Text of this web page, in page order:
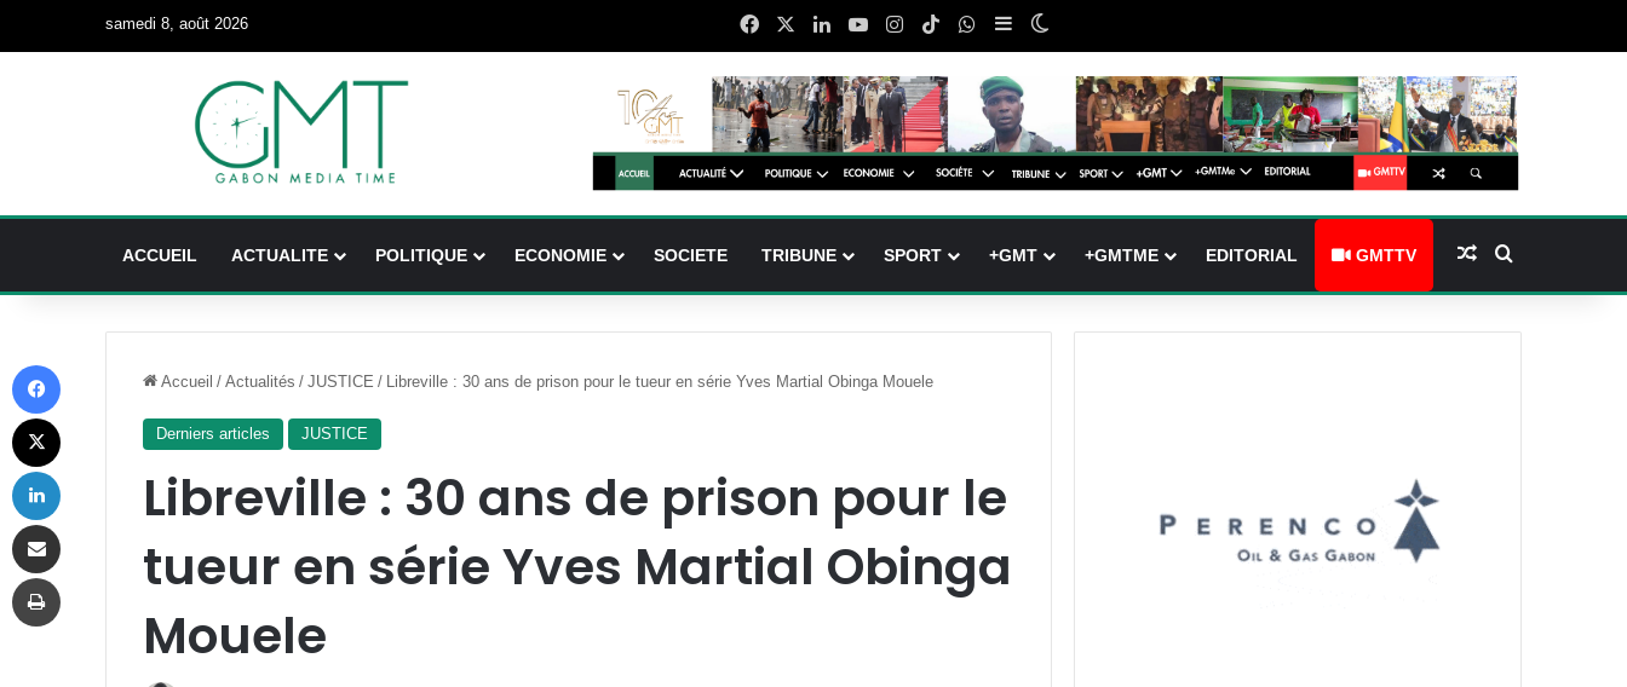
samedi 8, août 2026 FacebookLinkedinYouTubeInstagram
TikTokWhatsApp
Sidebar (barre latérale)
Switch skin
ACCUEIL ACTUALITE POLITIQUE ECONOMIE SOCIETE TRIBUNE SPORT +GMT +GMTME EDITORIAL GMTTV Article Aléatoire
Accueil / Actualités / JUSTICE / Libreville : 30 ans de prison pour le tueur en série Yves Martial Obinga Mouele
Derniers articles JUSTICE
Libreville : 30 ans de prison pour le
tueur en série Yves Martial Obinga
Mouele